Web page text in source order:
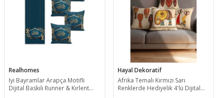
Realhomes
Iyi Bayramlar Arapça Motifli
Dijital Baskılı Runner & Kırlent
Hayal Dekoratif
Afrika Temalı Kırmızı Sarı
Renklerde Hediyelik 4'lü Dijital